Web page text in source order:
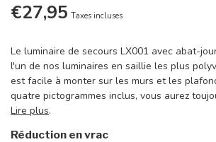
€27,95 Taxes incluses
Le luminaire de secours LX001 avec abat-
l'un de nos luminaires en saillie les plus
est facile à monter sur les murs et les
quatre pictogrammes inclus, vous aurez
Lire plus.
Réduction en vrac